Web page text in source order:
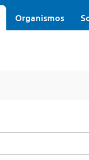
Organismos